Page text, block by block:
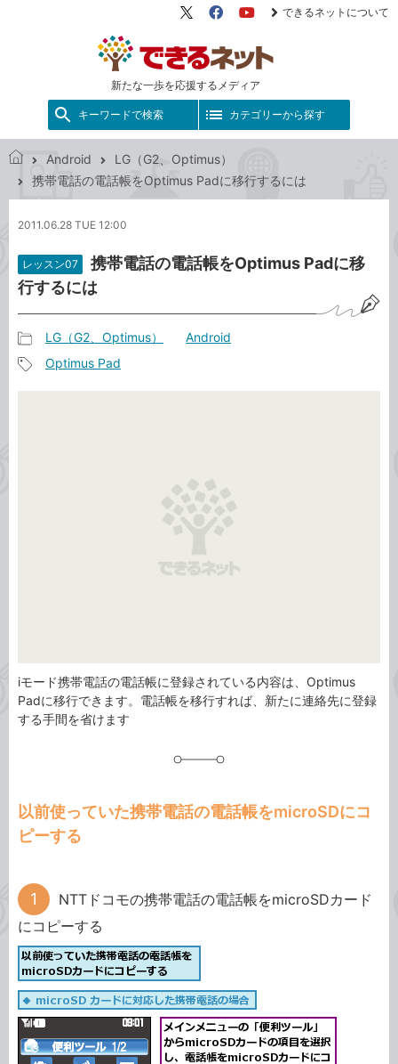
新たな一歩を応援するメディア
X（旧
FacebookYouTube
できるネットについて
キーワードで検索 カテゴリーから探す
で
き
ネ
ト
Android
LG（G2、Optimus）
携帯電話の電話帳をOptimus Padに移行するには
2011.06.28 TUE 12:00
レッスン07
携帯電話の電話帳をOptimus Padに移
行するには
事
カ
LG（G2、Optimus） Android
Optimus Pad
iモード携帯電話の電話帳に登録されている内容は、Optimus
Padに移行できます。電話帳を移行すれば、新たに連絡先に登録
する手間を省けます
以前使っていた携帯電話の電話帳をmicroSDにコ
ピーする
NTTドコモの携帯電話の電話帳をmicroSDカード
にコピーする